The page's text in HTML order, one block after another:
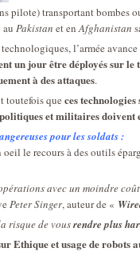
pilote) transportant bombes
au Pakistan et enAfghanistan
l’armée
un jour être déployés sur
à des attaques.
toutefois que ces technologies
et militaires
pour les soldats :
oeil le recours à des outils
avec un moindre
Peter Singer, auteur de «
risque de vousrendre plus
Ethique et usage de robots